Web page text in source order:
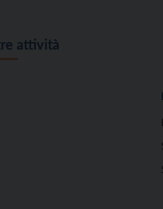
attività